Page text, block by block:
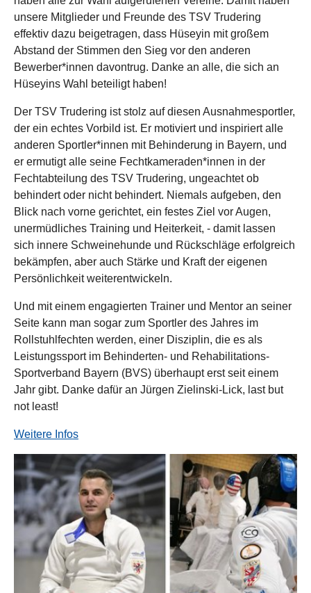
unsere Mitglieder und Freunde des TSV Trudering
effektiv dazu beigetragen, dass Hüseyin mit großem
Abstand der Stimmen den Sieg vor den anderen
Bewerber*innen davontrug. Danke an alle, die sich an
Hüseyins Wahl beteiligt haben!
Der TSV Trudering ist stolz auf diesen Ausnahmesportler,
der ein echtes Vorbild ist. Er motiviert und inspiriert alle
anderen Sportler*innen mit Behinderung in Bayern, und
er ermutigt alle seine Fechtkameraden*innen in der
Fechtabteilung des TSV Trudering, ungeachtet ob
behindert oder nicht behindert. Niemals aufgeben, den
Blick nach vorne gerichtet, ein festes Ziel vor Augen,
unermüdliches Training und Heiterkeit, - damit lassen
sich innere Schweinehunde und Rückschläge erfolgreich
bekämpfen, aber auch Stärke und Kraft der eigenen
Persönlichkeit weiterentwickeln.
Und mit einem engagierten Trainer und Mentor an seiner
Seite kann man sogar zum Sportler des Jahres im
Rollstuhlfechten werden, einer Disziplin, die es als
Leistungssport im Behinderten- und Rehabilitations-
Sportverband Bayern (BVS) überhaupt erst seit einem
Jahr gibt. Danke dafür an Jürgen Zielinski-Lick, last but
not least!
Weitere Infos